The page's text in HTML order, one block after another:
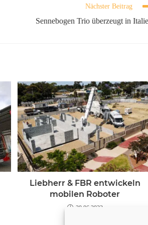
Nächster Beitrag
Sennebogen Trio überzeugt in
Liebherr & FBR entwickeln
mobilen Roboter
30.06.2022